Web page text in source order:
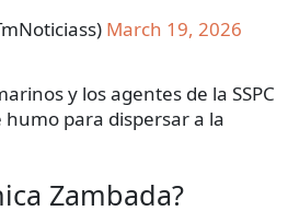
March 19, 2026
y los agentes de la SSPC
para dispersar a la
Zambada?